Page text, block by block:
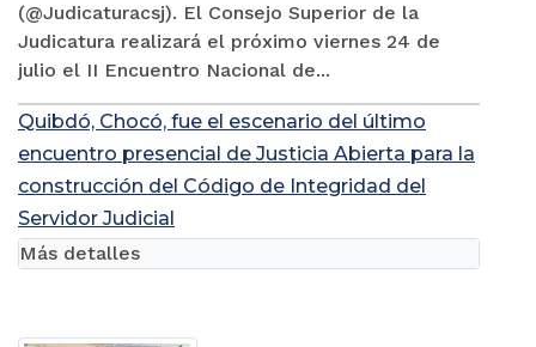
(@Judicaturacsj). El Consejo Superior de la
Judicatura realizará el próximo viernes 24 de
julio el II Encuentro Nacional de...
Quibdó, Chocó, fue el escenario del último
encuentro presencial de Justicia Abierta para la
construcción del Código de Integridad del
Servidor Judicial
Más detalles